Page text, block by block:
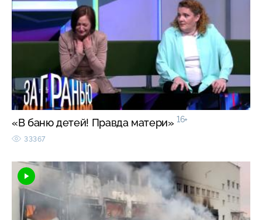
«В баню детей! Правда матери» 16+
33367